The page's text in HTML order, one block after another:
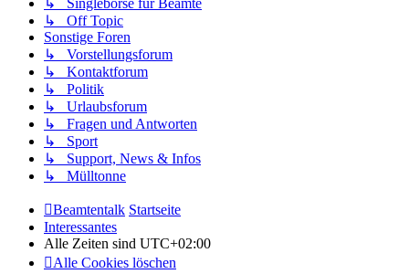
↳ Singlebörse für Beamte
↳ Off Topic
Sonstige Foren
↳ Vorstellungsforum
↳ Kontaktforum
↳ Politik
↳ Urlaubsforum
↳ Fragen und Antworten
↳ Sport
↳ Support, News & Infos
↳ Mülltonne
Beamtentalk Startseite
Interessantes
Alle Zeiten sind UTC+02:00
Alle Cookies löschen